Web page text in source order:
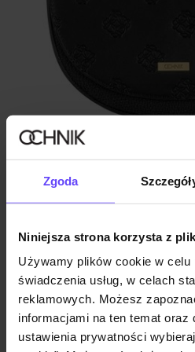
Zgoda
Niniejsza strona korzysta z
Używamy plików cookie w celu
świadczenia usług, w celach
reklamowych. Możesz
informacjami na ten temat oraz
ustawienia prywatności
Listonoszka damska w czarnym
4.9 (40)